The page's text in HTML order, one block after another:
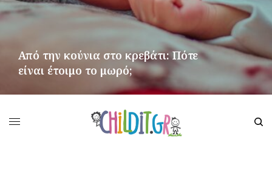
Από την κούνια στο κρεβάτι: Πότε
είναι έτοιμο το μωρό;